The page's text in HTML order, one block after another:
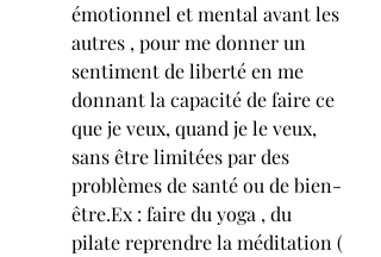
émotionnel et mental avant les
autres , pour me donner un
sentiment de liberté en me
donnant la capacité de faire ce
que je veux, quand je le veux,
sans être limitées par des
problèmes de santé ou de bien-
être.Ex : faire du yoga , du
pilate reprendre la méditation (